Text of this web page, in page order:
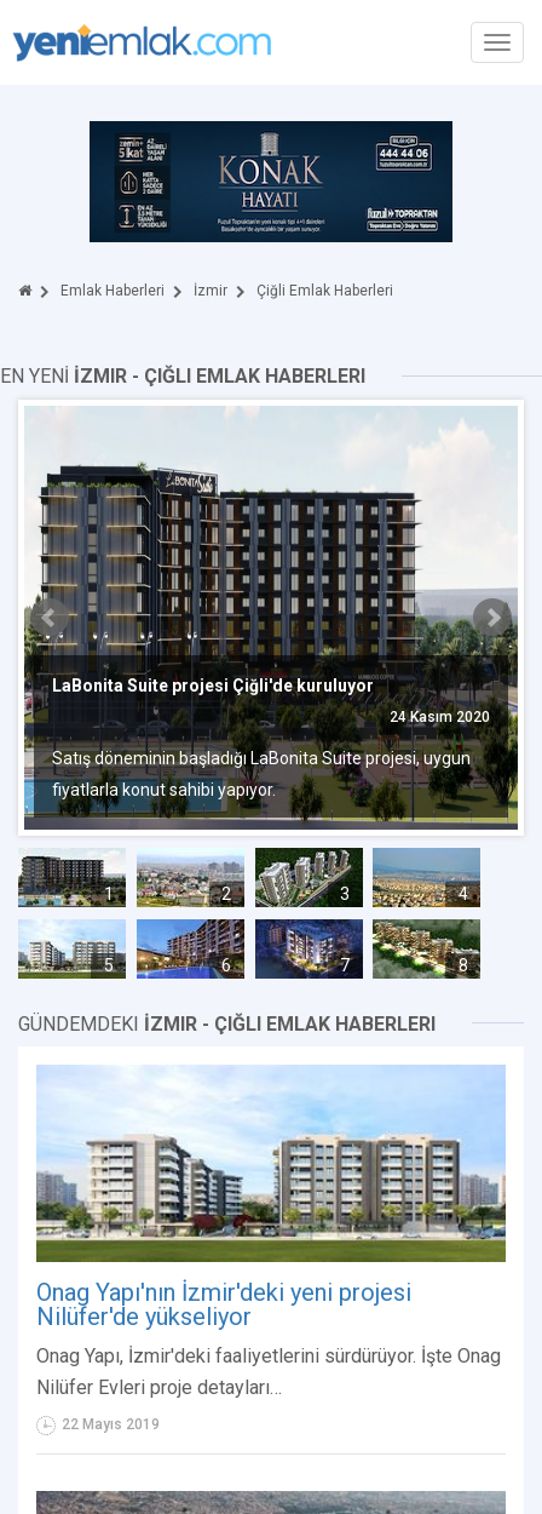
Emlak Haberleri İzmir Çiğli Emlak Haberleri
EN YENİ İZMIR - ÇIĞLI EMLAK HABERLERI
LaBonita Suite projesi Çiğli'de kuruluyor
24 Kasım 2020
Satış döneminin başladığı LaBonita Suite projesi, uygun
fiyatlarla konut sahibi yapıyor.
1 2 3 4
5 6 7 8
GÜNDEMDEKI İZMIR - ÇIĞLI EMLAK HABERLERI
Onag Yapı'nın İzmir'deki yeni projesi
Nilüfer'de yükseliyor
Onag Yapı, İzmir'deki faaliyetlerini sürdürüyor. İşte Onag
Nilüfer Evleri proje detayları…
22 Mayıs 2019